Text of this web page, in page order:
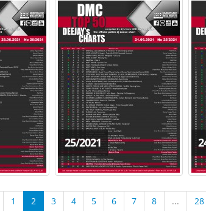
25/2021
1 2 3 4 5 6 7 8 ... 28